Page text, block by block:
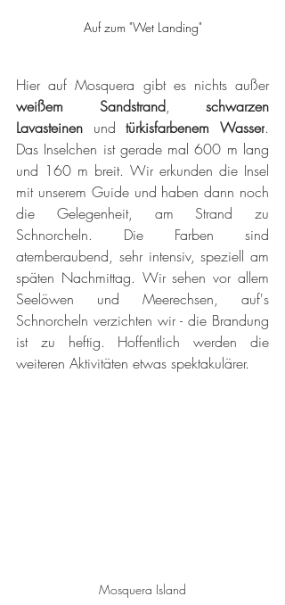
Auf zum "Wet Landing"
Hier auf Mosquera gibt es nichts außer
weißem Sandstrand, schwarzen
Lavasteinen und türkisfarbenem Wasser.
Das Inselchen ist gerade mal 600 m lang
und 160 m breit. Wir erkunden die Insel
mit unserem Guide und haben dann noch
die Gelegenheit, am Strand zu
Schnorcheln. Die Farben sind
atemberaubend, sehr intensiv, speziell am
späten Nachmittag. Wir sehen vor allem
Seelöwen und Meerechsen, auf's
Schnorcheln verzichten wir - die Brandung
ist zu heftig. Hoffentlich werden die
weiteren Aktivitäten etwas spektakulärer.
Mosquera Island